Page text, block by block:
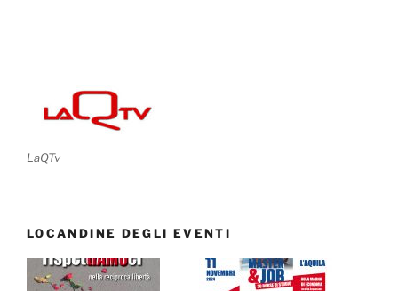
LaQTv
LOCANDINE DEGLI EVENTI